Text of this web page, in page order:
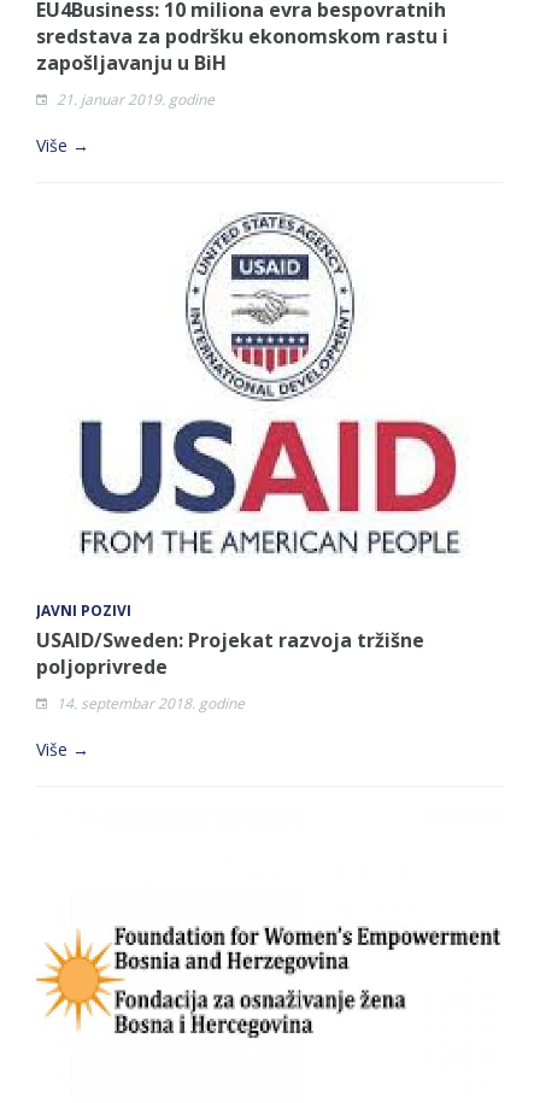
EU4Business: 10 miliona evra bespovratnih
sredstava za podršku ekonomskom rastu i
zapošljavanju u BiH
21. januar 2019. godine
Više →
JAVNI POZIVI
USAID/Sweden: Projekat razvoja tržišne
poljoprivrede
14. septembar 2018. godine
Više →